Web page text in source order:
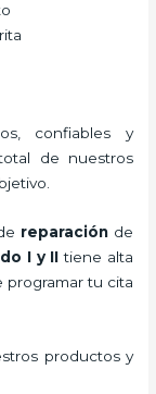
confiables y
de nuestros
reparación de
I y II tiene alta
programar tu cita
productos y